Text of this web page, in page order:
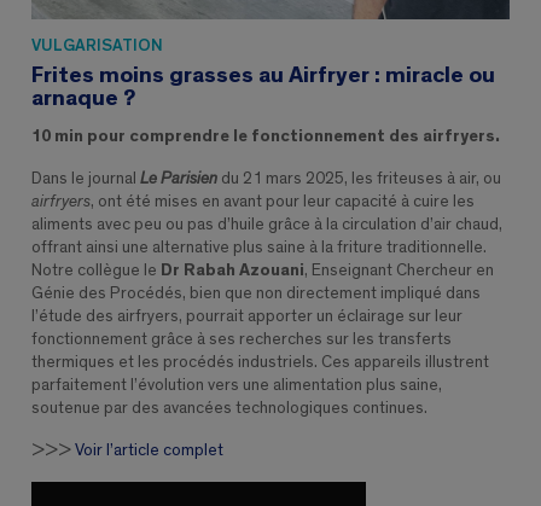
VULGARISATION
Frites moins grasses au Airfryer : miracle ou
arnaque ?
10 min pour comprendre le fonctionnement des airfryers.
Dans le journalLe Parisien du 21 mars 2025, les friteuses à air, ou
airfryers, ont été mises en avant pour leur capacité à cuire les
aliments avec peu ou pas d’huile grâce à la circulation d’air chaud,
offrant ainsi une alternative plus saine à la friture traditionnelle.
Notre collègue le Dr Rabah Azouani, Enseignant Chercheur en
Génie des Procédés, bien que non directement impliqué dans
l’étude des airfryers, pourrait apporter un éclairage sur leur
fonctionnement grâce à ses recherches sur les transferts
thermiques et les procédés industriels. Ces appareils illustrent
parfaitement l’évolution vers une alimentation plus saine,
soutenue par des avancées technologiques continues.
>>>Voir l’article complet